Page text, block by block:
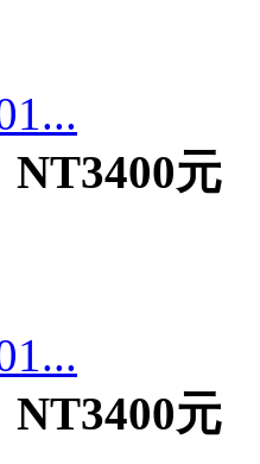
NT3400元
NT3400元